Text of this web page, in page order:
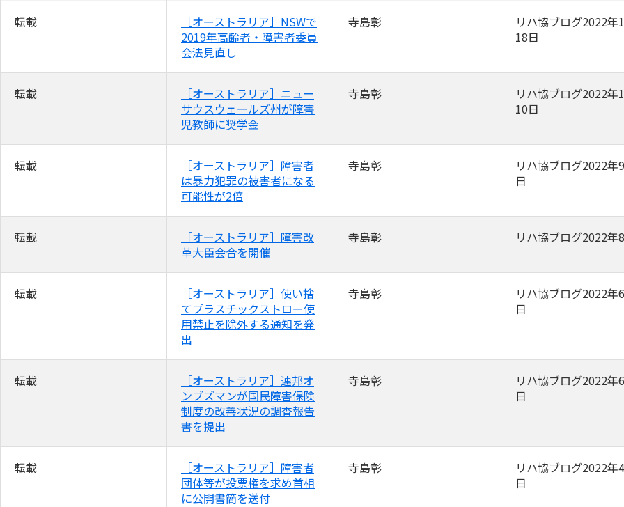
転載
［オーストラリア］NSWで
2019年高齢者・障害者委員
会法見直し
寺島彰
リハ協ブログ2022年
18日
転載
［オーストラリア］ニュー
サウスウェールズ州が障害
児教師に奨学金
寺島彰
リハ協ブログ2022年
10日
転載
［オーストラリア］障害者
は暴力犯罪の被害者になる
可能性が2倍
寺島彰
リハ協ブログ2022年
日
転載
［オーストラリア］障害改
革大臣会合を開催
寺島彰 リハ協ブログ2022年
転載
［オーストラリア］使い捨
てプラスチックストロー使
用禁止を除外する通知を発
出
寺島彰
リハ協ブログ2022年
日
転載
［オーストラリア］連邦オ
ンブズマンが国民障害保険
制度の改善状況の調査報告
書を提出
寺島彰
リハ協ブログ2022年
日
転載
［オーストラリア］障害者
団体等が投票権を求め首相
に公開書簡を送付
寺島彰
リハ協ブログ2022年
日